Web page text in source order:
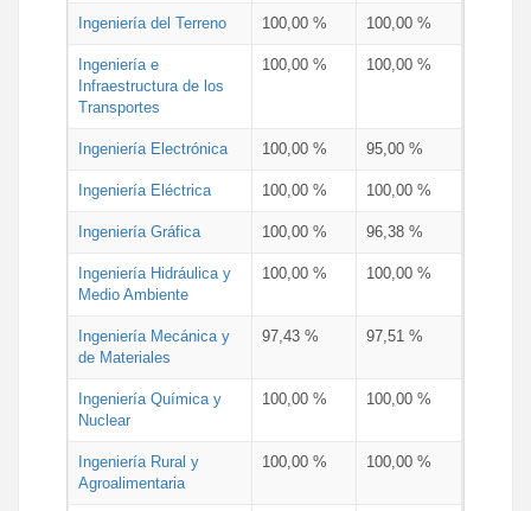
Ingeniería del Terreno 100,00 % 100,00 %
Ingeniería e
Infraestructura de los
Transportes
100,00 % 100,00 %
Ingeniería Electrónica 100,00 % 95,00 %
Ingeniería Eléctrica 100,00 % 100,00 %
Ingeniería Gráfica 100,00 % 96,38 %
Ingeniería Hidráulica y
Medio Ambiente
100,00 % 100,00 %
Ingeniería Mecánica y
de Materiales
97,43 % 97,51 %
Ingeniería Química y
Nuclear
100,00 % 100,00 %
Ingeniería Rural y
Agroalimentaria
100,00 % 100,00 %